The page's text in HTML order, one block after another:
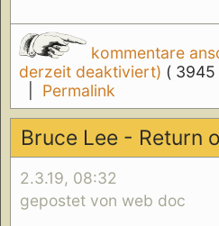
kommentare
derzeit deaktiviert) ( 3945
Permalink
Bruce Lee - Return
2.3.19, 08:32
gepostet von web doc